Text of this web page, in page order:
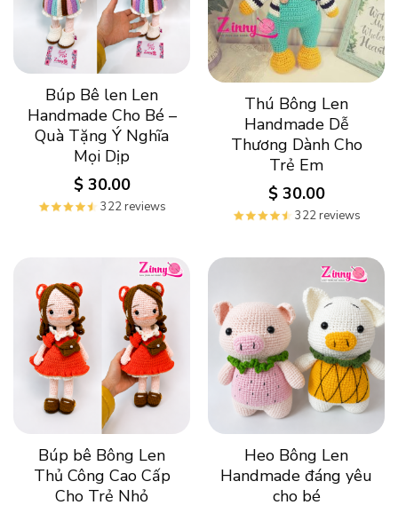
Búp Bê len Len
Handmade Cho Bé –
Quà Tặng Ý Nghĩa
Mọi Dịp
$30.00
322 reviews
Thú Bông Len
Handmade Dễ
Thương Dành Cho
Trẻ Em
$30.00
322 reviews
Búp bê Bông Len
Thủ Công Cao Cấp
Cho Trẻ Nhỏ
Heo Bông Len
Handmade đáng yêu
cho bé